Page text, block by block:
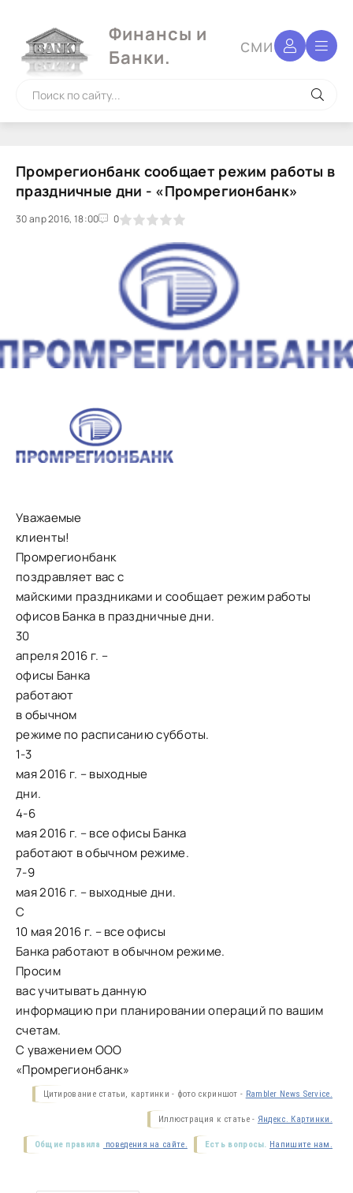
Финансы и
Банки.
сми
Промрегионбанк сообщает режим работы в
праздничные дни - «Промрегионбанк»
30 апр 2016, 18:00 0
1 2 3 4 5
Уважаемые
клиенты!
Промрегионбанк
поздравляет вас с
майскими праздниками и сообщает режим работы
офисов Банка в праздничные дни.
30
апреля 2016 г. –
офисы Банка
работают
в обычном
режиме по расписанию субботы.
1-3
мая 2016 г. – выходные
дни.
4-6
мая 2016 г. – все офисы Банка
работают в обычном режиме.
7-9
мая 2016 г. – выходные дни.
С
10 мая 2016 г. – все офисы
Банка работают в обычном режиме.
Просим
вас учитывать данную
информацию при планировании операций по вашим
счетам.
С уважением ООО
«Промрегионбанк»
Цитирование статьи, картинки - фото скриншот - Rambler News Service.
Иллюстрация к статье - Яндекс. Картинки.
Есть вопросы. Напишите нам.
Общие правила поведения на сайте.